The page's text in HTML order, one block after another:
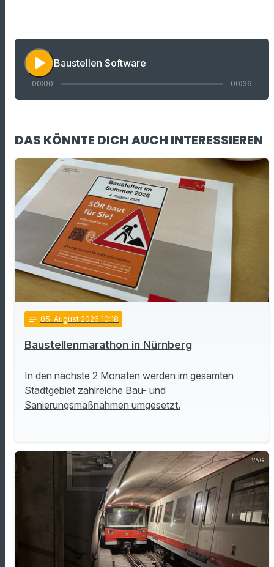
play_arrow Baustellen Software
00:00 00:36
DAS KÖNNTE DICH AUCH INTERESSIEREN
notes 05. August 2026 10:18
Baustellenmarathon in Nürnberg
In den nächste 2 Monaten werden im gesamten
Stadtgebiet zahlreiche Bau- und
Sanierungsmaßnahmen umgesetzt.
VAG